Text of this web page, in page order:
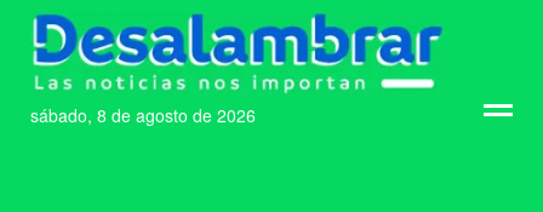
sábado, 8 de agosto de 2026